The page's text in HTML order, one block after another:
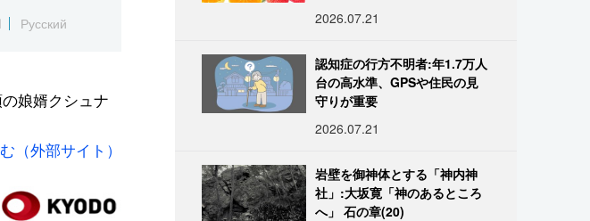
Русский
娘婿クシュナ
（外部サイト）
2026.07.21
認知症の行方不明者:年1.7万人
台の高水準、GPSや住民の見
守りが重要
2026.07.21
岩壁を御神体とする「神内神
社」:大坂寛「神のあるところ
へ」 石の章(20)